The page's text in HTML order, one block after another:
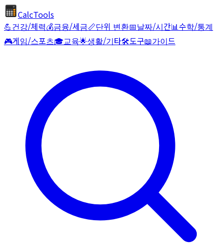
CalcTools
💪건강/체력💰금융/세금📏단위 변환📅날짜/시간📊수학/통계
🎮게임/스포츠🎓교육🌟생활/기타🛠️도구📖가이드